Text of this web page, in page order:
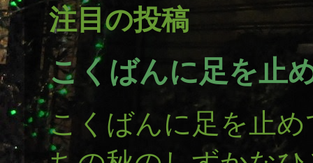
注目の投稿
こくばんに足を止
こくばんに足を止